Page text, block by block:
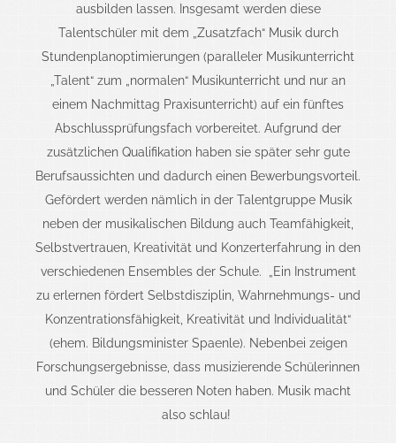
ausbilden lassen. Insgesamt werden diese
Talentschüler mit dem „Zusatzfach“ Musik durch
Stundenplanoptimierungen (paralleler Musikunterricht
„Talent“ zum „normalen“ Musikunterricht und nur an
einem Nachmittag Praxisunterricht) auf ein fünftes
Abschlussprüfungsfach vorbereitet. Aufgrund der
zusätzlichen Qualifikation haben sie später sehr gute
Berufsaussichten und dadurch einen Bewerbungsvorteil.
Gefördert werden nämlich in der Talentgruppe Musik
neben der musikalischen Bildung auch Teamfähigkeit,
Selbstvertrauen, Kreativität und Konzerterfahrung in den
verschiedenen Ensembles der Schule. „Ein Instrument
zu erlernen fördert Selbstdisziplin, Wahrnehmungs- und
Konzentrationsfähigkeit, Kreativität und Individualität“
(ehem. Bildungsminister Spaenle). Nebenbei zeigen
Forschungsergebnisse, dass musizierende Schülerinnen
und Schüler die besseren Noten haben. Musik macht
also schlau!